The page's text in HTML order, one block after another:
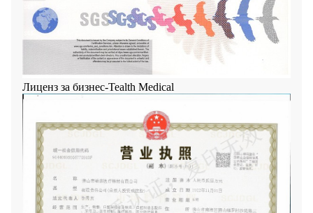
Лиценз за бизнес-Tealth Medical